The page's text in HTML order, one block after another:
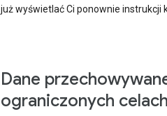
już wyświetlać Ci ponownie instrukcji
Dane
ograniczonych celach